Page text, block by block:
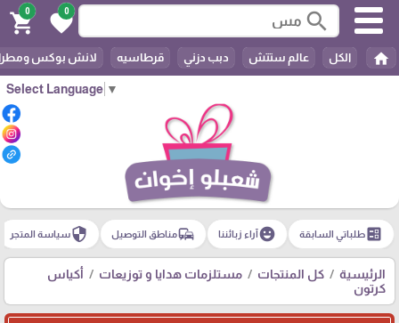
Select Language ▼
search
0
favorite
0
shopping_cart
home الكل عالم ستتش دبب دزني قرطاسيه لانش بوكس
ballotطلباتي السابقة emoji_emotionsآراء زبائننا commuteمناطق التوصيل securityسياسة المتجر
الرئيسية كل المنتجات مستلزمات هدايا و توزيعات
أكياس
كرتون